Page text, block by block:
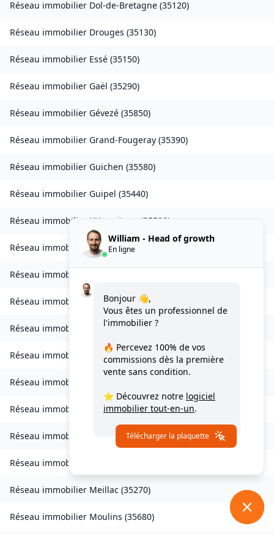
Réseau immobilier Dol-de-Bretagne (35120)
Réseau immobilier Drouges (35130)
Réseau immobilier Essé (35150)
Réseau immobilier Gaël (35290)
Réseau immobilier Gévezé (35850)
Réseau immobilier Grand-Fougeray (35390)
Réseau immobilier Guichen (35580)
Réseau immobilier Guipel (35440)
Réseau immobilier L'Hermitage (35590)
Réseau immobilierLaillé(35890
Réseau immobilier
Réseau immobilier Livré-sur-Changeon
Réseau immobilier Lohéac(35550)
Réseau immobilier Longaulnay(35190)
Réseau immobilier
Réseau immobilier Louvigné-du-Désert(35420
Réseau immobilier Martigné-Ferchaud (35640)
Réseau immobilier
Réseau immobilier Meillac (35270)
Réseau immobilier Moulins (35680)
William - Head of growth
En ligne
Bonjour 👋,
Vous êtes un professionnel de
l'immobilier ?
🔥 Percevez 100% de vos
commissions dès la première
vente sans condition.
⭐ Découvrez notre logiciel
immobilier tout-en-un.
Télécharger la plaquette